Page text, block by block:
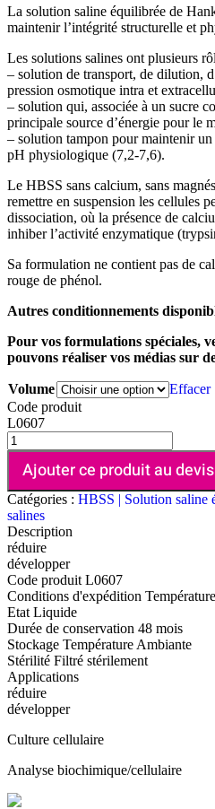
La solution saline équilibrée de
maintenir l’intégrité structurelle et
Les solutions salines ont plusieurs
– solution de transport, de dilution,
pression osmotique intra et
– solution qui, associée à un sucre
principale source d’énergie pour le
– solution tampon pour maintenir
pH physiologique (7,2-7,6).
Le HBSS sans calcium, sans
remettre en suspension les cellules
dissociation, où la présence de
inhiber l’activité enzymatique
Sa formulation ne contient pas de
rouge de phénol.
Autres conditionnements
Pour vos formulations spéciales,
pouvons réaliser vos médias sur
Volume
Effacer
Code produit
L0607
Ajouter ce produit au devis
Catégories : HBSS | Solution saline
salines
Description
réduire
développer
Code produit L0607
Conditions d'expédition
Etat Liquide
Durée de conservation 48 mois
Stockage Température Ambiante
Stérilité Filtré stérilement
Applications
réduire
développer
Culture cellulaire
Analyse biochimique/cellulaire